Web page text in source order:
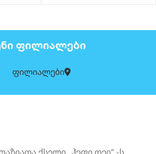
ᲤᲘᲚᲘᲐᲚᲔᲑᲘ
ფილიალები